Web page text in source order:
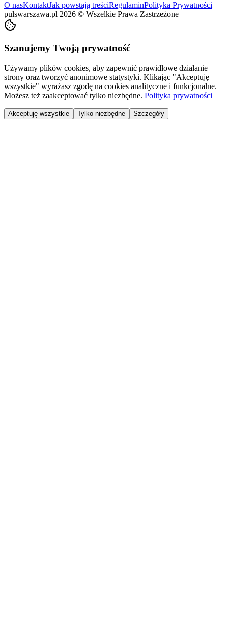
O nasKontaktJak powstają treściRegulaminPolityka Prywatności
pulswarszawa.pl 2026 © Wszelkie Prawa Zastrzeżone
Szanujemy Twoją prywatność
Używamy plików cookies, aby zapewnić prawidłowe działanie
strony oraz tworzyć anonimowe statystyki. Klikając "Akceptuję
wszystkie" wyrażasz zgodę na cookies analityczne i funkcjonalne.
Możesz też zaakceptować tylko niezbędne. Polityka prywatności
Akceptuję wszystkie Tylko niezbędne Szczegóły